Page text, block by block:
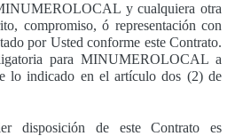
y cualquiera otra
compromiso, ó representación con
por Usted conforme este Contrato.
para MINUMEROLOCAL a
lo indicado en el artículo dos (2) de
disposición de este Contrato es